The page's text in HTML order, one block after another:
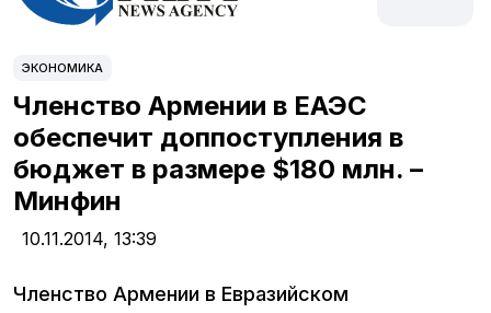
ЭКОНОМИКА
Членство Армении в ЕАЭС
обеспечит доппоступления в
бюджет в размере $180 млн. –
Минфин
10.11.2014, 13:39
Членство Армении в Евразийском